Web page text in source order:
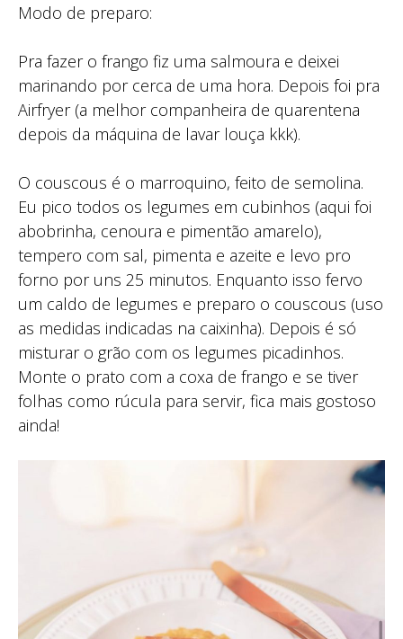
Modo de preparo:
Pra fazer o frango fiz uma salmoura e deixei
marinando por cerca de uma hora. Depois foi pra
Airfryer (a melhor companheira de quarentena
depois da máquina de lavar louça kkk).
O couscous é o marroquino, feito de semolina.
Eu pico todos os legumes em cubinhos (aqui foi
abobrinha, cenoura e pimentão amarelo),
tempero com sal, pimenta e azeite e levo pro
forno por uns 25 minutos. Enquanto isso fervo
um caldo de legumes e preparo o couscous (uso
as medidas indicadas na caixinha). Depois é só
misturar o grão com os legumes picadinhos.
Monte o prato com a coxa de frango e se tiver
folhas como rúcula para servir, fica mais gostoso
ainda!